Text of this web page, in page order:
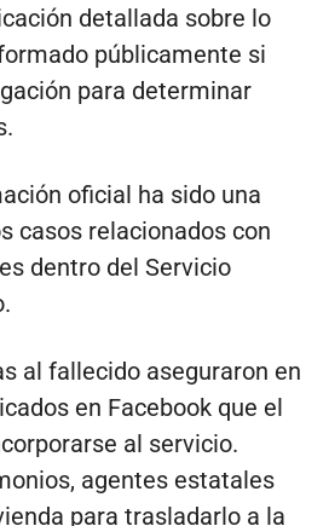
detallada sobre lo
públicamente si
para determinar
oficial ha sido una
casos relacionados con
dentro del Servicio
al fallecido aseguraron en
en Facebook que el
al servicio.
agentes estatales
para trasladarlo a la